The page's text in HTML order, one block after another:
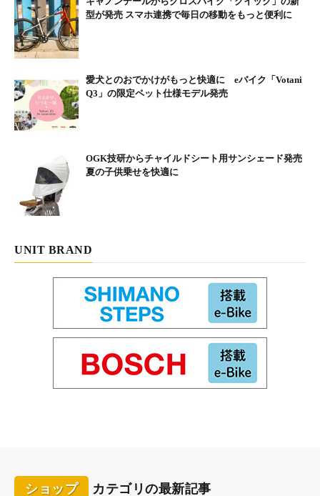
対象商品：BESV製品の下記6モデル
①JGR1.1 ②CF1 Lino ③TRS2 XC ④JG1 ⑤JR1 ⑥PSF1
※JR1とPSF1のアウトレットモデル（23年カラー）は対象外で
店舗：正規取扱店
https://besv.jp/shop/
ント。
③④⑤⑥のモデルには「Jackery ポータブル電源 240」をプ
レゼント。
https://besv.jp/10th-anniversary/
※他のキャンペーンとの併用はできません。
※対象モデルの変更や、プレゼント商品の変更はできません。
対象モデルとプレゼント商品 -1
型が発売 スマホ連携で毎日の移動をもっと便利に
愛犬とのおでかけがもっと快適に eバイク「Votani
Q3」の限定ペット仕様モデル発売
OGK技研からチャイルドシート用サンシェード発売
夏の子供乗せを快適に
UNIT BRAND
ショップ カテゴリの最新記事